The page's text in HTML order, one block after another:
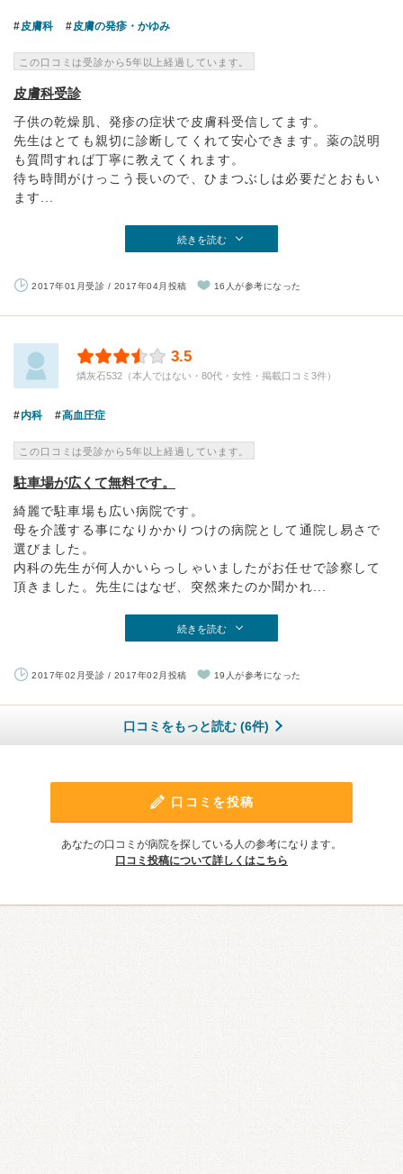
皮膚科 皮膚の発疹・かゆみ
この口コミは受診から5年以上経過しています。
皮膚科受診
子供の乾燥肌、発疹の症状で皮膚科受信してます。
先生はとても親切に診断してくれて安心できます。薬の説明
も質問すれば丁寧に教えてくれます。
待ち時間がけっこう長いので、ひまつぶしは必要だとおもい
ます...
続きを読む
2017年01月受診 / 2017年04月投稿 16人が参考になった
3.5
燐灰石532（本人ではない・80代・女性・掲載口コミ3件）
内科 高血圧症
この口コミは受診から5年以上経過しています。
駐車場が広くて無料です。
綺麗で駐車場も広い病院です。
母を介護する事になりかかりつけの病院として通院し易さで
選びました。
内科の先生が何人かいらっしゃいましたがお任せで診察して
頂きました。先生にはなぜ、突然来たのか聞かれ...
続きを読む
2017年02月受診 / 2017年02月投稿 19人が参考になった
口コミをもっと読む (6件)
口コミを投稿
あなたの口コミが病院を探している人の参考になります。
口コミ投稿について詳しくはこちら